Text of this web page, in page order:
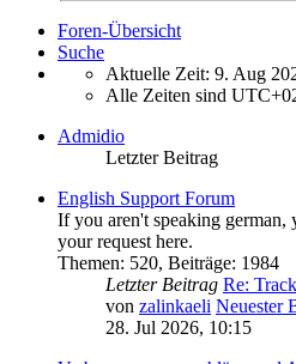
Foren-Übersicht
Suche
Aktuelle Zeit: 9. Aug
Alle Zeiten sind
Admidio
Letzter Beitrag
English Support Forum
If you aren't speaking german,
your request here.
Themen: 520, Beiträge: 1984
Letzter Beitrag Re:
von zalinkaeli Neuester
28. Jul 2026, 10:15